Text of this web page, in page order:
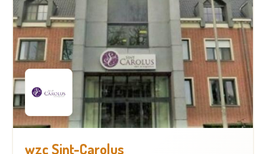
wzc Sint-Carolus